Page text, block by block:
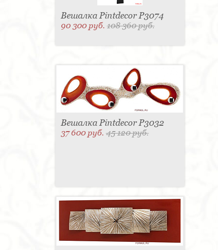
Вешалка Pintdecor P3074
90 300 руб.108 360 руб.
Вешалка Pintdecor P3032
37 600 руб.45 120 руб.